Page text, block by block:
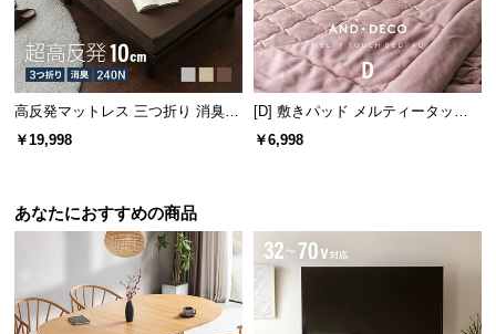
o.,
高反発マットレス 三つ折り 消臭
高密度ハード 厚さ10cm K
￥19,998
[D] 敷きパッド メルティータッチ
マイクロファイバー
￥6,998
あなたにおすすめの商品